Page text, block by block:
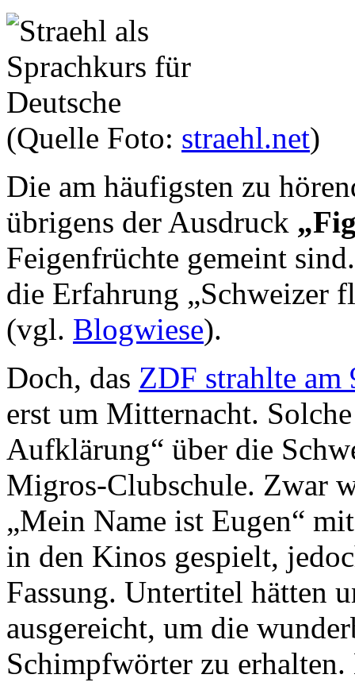
(Quelle Foto: straehl.net)
Die am häufigsten zu
übrigens der Ausdruck
Feigenfrüchte gemeint
die Erfahrung „Schweizer
(vgl. Blogwiese).
Doch, das ZDF strahlte
erst um Mitternacht.
Aufklärung“ über die
Migros-Clubschule. Zwar
„Mein Name ist Eugen“
in den Kinos gespielt,
Fassung. Untertitel hätten
ausgereicht, um die
Schimpfwörter zu